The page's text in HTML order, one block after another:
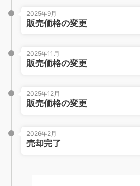
2025年9月
販売価格の変更
2025年11月
販売価格の変更
2025年12月
販売価格の変更
2026年2月
売却完了